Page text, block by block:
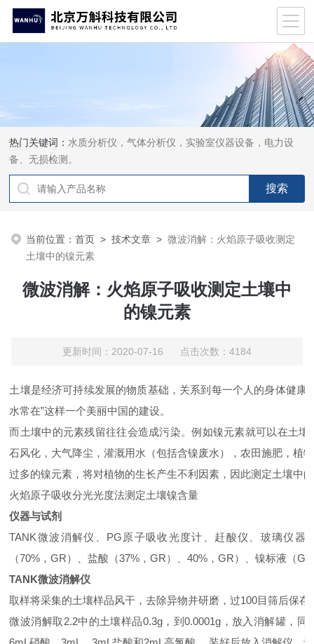
热门关键词： 水质分析仪，气体分析仪，实验室仪器设备，电力设
备、无损检测。
当前位置：首页 >技术文章 >微波消解：火焰原子吸收测定
土壤中的镍元素
微波消解：火焰原子吸收测定土壤中
的镍元素
更新时间：2020-07-16 点击次数：4184
土壤是经济可持续发展的物质基础，关系到每一个人的身体健康
水常在”这样一个美丽中国的建设。
而土壤中的元素残留往往会造成污染。例如镍元素就可以在土
石风化，大气降尘，灌溉用水（包括含镍废水），农田施肥，植
过多的镍元素，将对植物的生长产生不利因素，因此测定土壤中
火焰原子吸收分光光度法测定土壤镍含量
仪器与试剂
TANK微波消解仪、PG原子吸收光度计、赶酸仪、玻璃仪器
（70%，GR）、盐酸（37%，GR）、40%，GR）、镍标液（
TANK微波消解仪
取样将采集的土壤样品风干，去除异物并研磨，过100目筛后保
微波消解取2.2中的土壤样品0.3g，到0.0001g，放入消解罐，